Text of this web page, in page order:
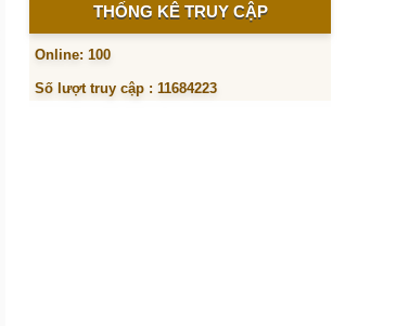
THỐNG KÊ TRUY CẬP
Online: 100
Số lượt truy cập : 11684223